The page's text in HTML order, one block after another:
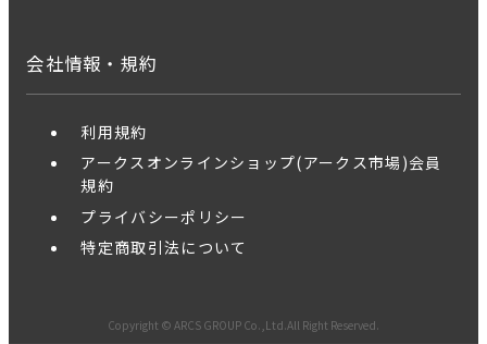
会社情報・規約
利用規約
アークスオンラインショップ(アークス市場)会員
規約
プライバシーポリシー
特定商取引法について
Copyright © ARCS GROUP Co.,Ltd.All Right Reserved.